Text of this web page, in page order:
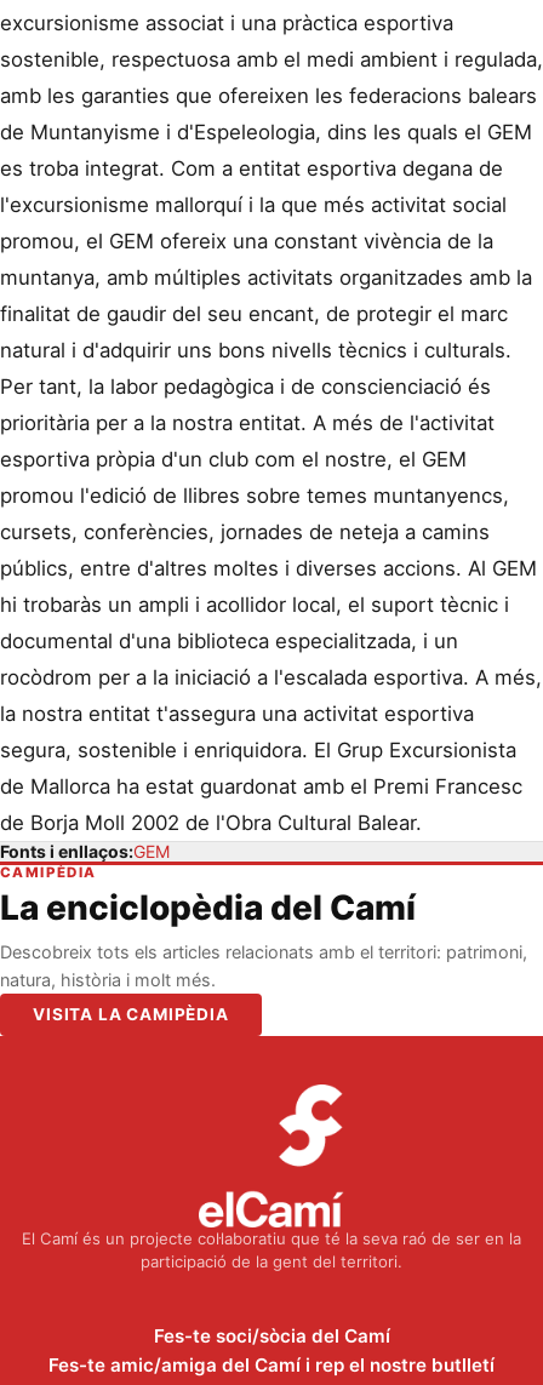
excursionisme associat i una pràctica esportiva
sostenible, respectuosa amb el medi ambient i regulada,
amb les garanties que ofereixen les federacions balears
de Muntanyisme i d'Espeleologia, dins les quals el GEM
es troba integrat. Com a entitat esportiva degana de
l'excursionisme mallorquí i la que més activitat social
promou, el GEM ofereix una constant vivència de la
muntanya, amb múltiples activitats organitzades amb la
finalitat de gaudir del seu encant, de protegir el marc
natural i d'adquirir uns bons nivells tècnics i culturals.
Per tant, la labor pedagògica i de conscienciació és
prioritària per a la nostra entitat. A més de l'activitat
esportiva pròpia d'un club com el nostre, el GEM
promou l'edició de llibres sobre temes muntanyencs,
cursets, conferències, jornades de neteja a camins
públics, entre d'altres moltes i diverses accions. Al GEM
hi trobaràs un ampli i acollidor local, el suport tècnic i
documental d'una biblioteca especialitzada, i un
rocòdrom per a la iniciació a l'escalada esportiva. A més,
la nostra entitat t'assegura una activitat esportiva
segura, sostenible i enriquidora. El Grup Excursionista
de Mallorca ha estat guardonat amb el Premi Francesc
de Borja Moll 2002 de l'Obra Cultural Balear.
Fonts i enllaços:GEM
CAMIPÈDIA
La enciclopèdia del Camí
Descobreix tots els articles relacionats amb el territori: patrimoni,
natura, història i molt més.
VISITA LA CAMIPÈDIA
El Camí és un projecte col·laboratiu que té la seva raó de ser en la
participació de la gent del territori.
Fes-te soci/sòcia del Camí
Fes-te amic/amiga del Camí i rep el nostre butlletí